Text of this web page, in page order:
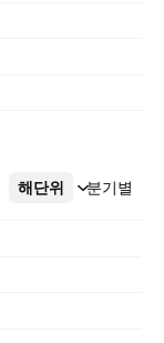
해단위 분기별
더보기